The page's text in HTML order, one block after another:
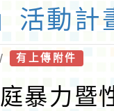
活動計
/ 有上傳附件
暴力暨